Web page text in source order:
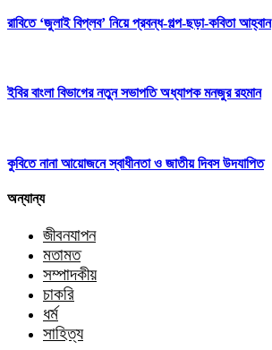
রাবিতে ‘জুলাই বিপ্লব’ নিয়ে প্রবন্ধ-গল্প-ছড়া-কবিতা আহ্বান
ইবির বাংলা বিভাগের নতুন সভাপতি অধ্যাপক মনজুর রহমান
কুবিতে নানা আয়োজনে স্বাধীনতা ও জাতীয় দিবস উদযাপিত
অন্যান্য
জীবনযাপন
মতামত
সম্পাদকীয়
চাকরি
ধর্ম
সাহিত্য